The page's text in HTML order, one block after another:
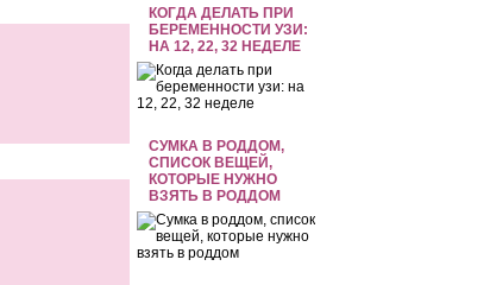
КОГДА ДЕЛАТЬ ПРИ
БЕРЕМЕННОСТИ УЗИ:
НА 12, 22, 32 НЕДЕЛЕ
СУМКА В РОДДОМ,
СПИСОК ВЕЩЕЙ,
КОТОРЫЕ НУЖНО
ВЗЯТЬ В РОДДОМ